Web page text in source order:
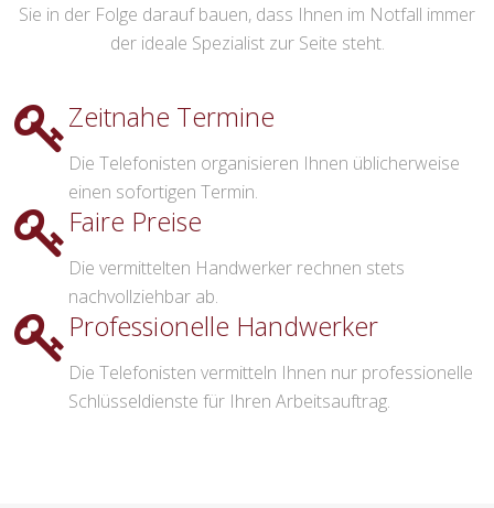
Sie in der Folge darauf bauen, dass Ihnen im Notfall immer
der ideale Spezialist zur Seite steht.
Zeitnahe Termine
Die Telefonisten organisieren Ihnen üblicherweise
einen sofortigen Termin.
Faire Preise
Die vermittelten Handwerker rechnen stets
nachvollziehbar ab.
Professionelle Handwerker
Die Telefonisten vermitteln Ihnen nur professionelle
Schlüsseldienste für Ihren Arbeitsauftrag.